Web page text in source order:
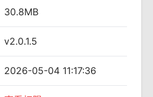
30.8MB
v2.0.1.5
2026-05-04 11:17:36